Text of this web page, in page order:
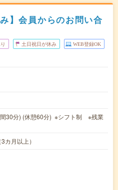
】会員からのお問い合
土日祝日が休み WEB登録OK
30分) (休憩60分) ※シフト制 ※残業
カ月以上）